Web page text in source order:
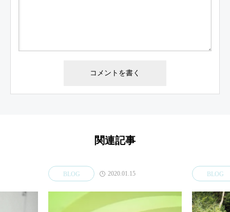
関連記事
BLOG 2020.01.15 BLOG